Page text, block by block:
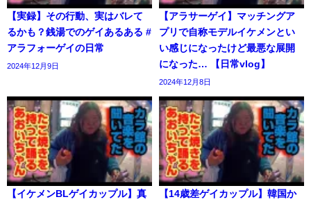
【実録】その行動、実はバレて
るかも？銭湯でのゲイあるある #
アラフォーゲイの日常
2024年12月9日
【アラサーゲイ】マッチングア
プリで自称モデルイケメンとい
い感じになったけど最悪な展開
になった… 【日常vlog】
2024年12月8日
【イケメンBLゲイカップル】真
【14歳差ゲイカップル】韓国か